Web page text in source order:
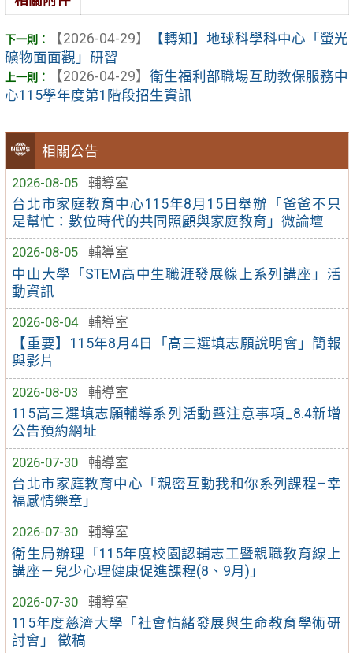
相關公告
2026-08-05
輔導室
台北市家庭教育中心115年8月15日舉辦「爸爸不只
是幫忙：數位時代的共同照顧與家庭教育」微論壇
2026-08-05
輔導室
中山大學「STEM高中生職涯發展線上系列講座」活
動資訊
2026-08-04
輔導室
【重要】115年8月4日「高三選填志願說明會」簡報
與影片
2026-08-03
輔導室
115高三選填志願輔導系列活動暨注意事項_8.4新增
公告預約網址
2026-07-30
輔導室
台北市家庭教育中心「親密互動我和你系列課程–幸
福感情樂章」
2026-07-30
輔導室
衛生局辦理「115年度校園認輔志工暨親職教育線上
講座－兒少心理健康促進課程(8、9月)」
2026-07-30
輔導室
115年度慈濟大學「社會情緒發展與生命教育學術研
討會」 徵稿
【2026-04-29】
【轉知】地球科學科中心「螢光
礦物面面觀」研習
【2026-04-29】 衛生福利部職場互助教保服務中
心115學年度第1階段招生資訊